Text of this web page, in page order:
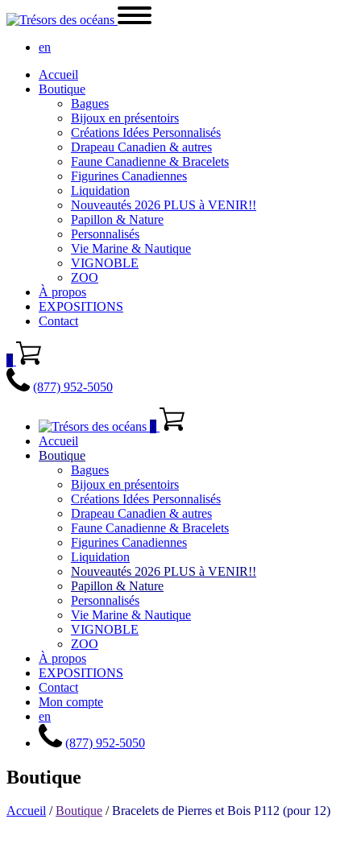
en
Accueil
Boutique
Bagues
Bijoux en présentoirs
Créations Idées Personnalisés
Drapeau Canadien & autres
Faune Canadienne & Bracelets
Figurines Canadiennes
Liquidation
Nouveautés 2026 PLUS à VENIR!!
Papillon & Nature
Personnalisés
Vie Marine & Nautique
VIGNOBLE
ZOO
À propos
EXPOSITIONS
Contact
0
(877) 952-5050
0
Accueil
Boutique
Bagues
Bijoux en présentoirs
Créations Idées Personnalisés
Drapeau Canadien & autres
Faune Canadienne & Bracelets
Figurines Canadiennes
Liquidation
Nouveautés 2026 PLUS à VENIR!!
Papillon & Nature
Personnalisés
Vie Marine & Nautique
VIGNOBLE
ZOO
À propos
EXPOSITIONS
Contact
Mon compte
en
(877) 952-5050
Boutique
Accueil /Boutique /Bracelets de Pierres et Bois P112 (pour 12)